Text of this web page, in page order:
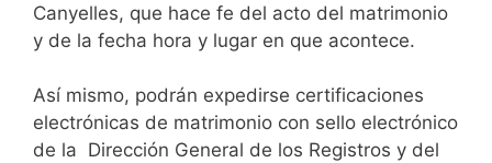
Canyelles, que hace fe del acto del matrimonio
y de la fecha hora y lugar en que acontece.
Así mismo, podrán expedirse certificaciones
electrónicas de matrimonio con sello electrónico
de la Dirección General de los Registros y del